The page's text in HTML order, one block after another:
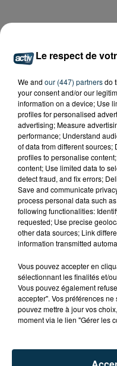
TITRES
14h45
14h45
Le respect de
We and our (447) partnersdo
your consent and/or our
information on a device; Use
profiles for personalised
advertising; Measure
performance; Understand
of data from different
profiles to personalise
content; Use limited data to
detect fraud, and fix errors;
Save and communicate
process personal data such
following functionalities:
requested; Use precise
other data sources; Link
information transmitted
Vous pouvez accepter en
sélectionnant les finalités et/
Vous pouvez également
accepter". Vos préférences
pouvez mettre à jour vos
moment via le lien "Gérer les